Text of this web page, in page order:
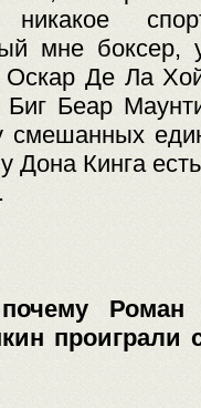
мне боксер,
Оскар Де Ла
Биг Беар
Дона Кинга
Роман
проиграли